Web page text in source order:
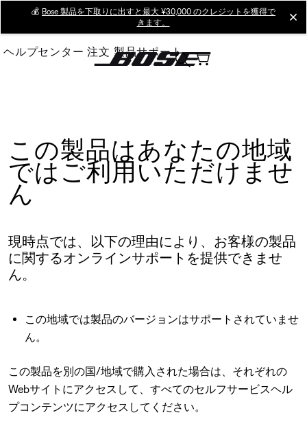
Main
💰 Bose 製品を下取りに出すと最大 ¥30,000 のクレジットを獲得で
きます。
ヘルプセンター 注文 製品サポート
この製品はあなたの地域
ではご利用いただけませ
ん
現時点では、以下の理由により、お客様の製品
に関するオンラインサポートを提供できませ
ん。
この地域では製品のバージョンはサポートされていませ
ん。
この製品を別の国/地域で購入された場合は、それぞれの
Webサイトにアクセスして、すべてのセルフサービスヘル
プコンテンツにアクセスしてください。